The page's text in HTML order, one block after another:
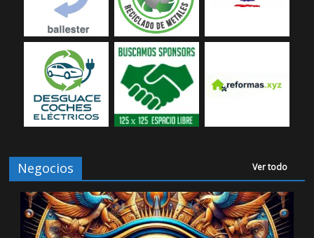
Negocios Ver todo